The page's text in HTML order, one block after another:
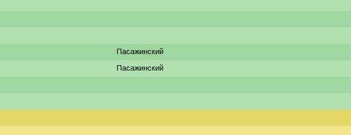
Пасажинский
Пасажинский